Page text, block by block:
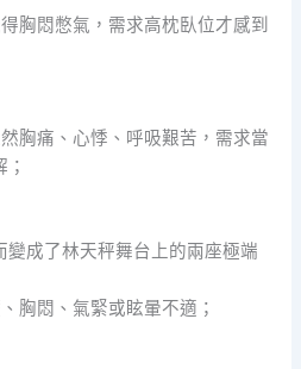
胸悶憋氣，需求高枕臥位才感到
胸痛、心悸、呼吸艱苦，需求當
成了林天秤舞台上的兩座極端
胸悶、氣緊或眩暈不適；